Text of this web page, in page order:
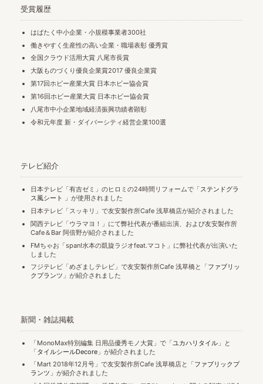
受賞履歴
はばたく中小企業・小規模事業者300社
働きやすく生産性の高い企業・職場表彰 優秀賞
全国クラウド活用大賞 八尾市長賞
大阪ものづくり優良企業賞2017 優良企業賞
第17回ホビー産業大賞 日本ホビー協会賞
第16回ホビー産業大賞 日本ホビー協会賞
八尾市中小企業地域経済振興功績者顕彰
令和元年度 新・ダイバーシティ経営企業100選
テレビ紹介
日本テレビ「有吉ゼミ」のヒロミの24時間リフォームで「ステンドグラ
ス風シート
」が使用されました
日本テレビ「スッキリ」で友安製作所Cafe 浅草橋店が紹介されました
関西テレビ「ウラマヨ！」にて弊社代表が番組出演、および友安製作所
Cafe＆Bar 阿倍野が紹介されました
FMちゃお「span!水本の凱旋ラジオfeat.マコト」に弊社代表が出演いた
しました
フジテレビ「めざましテレビ」で友安製作所Cafe 浅草橋と「ファブリッ
クプランツ 」が紹介されました
新聞・雑誌掲載
「MonoMax特別編集 日用品優秀モノ大賞」で「 ユカハリタイル」と
「タイルシールDecore」が紹介されました
「Mart 2018年12月号」で友安製作所Cafe 浅草橋店と「ファブリックプ
ランツ 」が紹介されました